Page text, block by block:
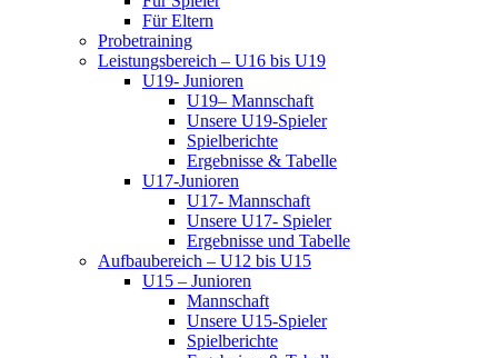
Für Eltern
Probetraining
Leistungsbereich – U16 bis U19
U19- Junioren
U19– Mannschaft
Unsere U19-Spieler
Spielberichte
Ergebnisse & Tabelle
U17-Junioren
U17- Mannschaft
Unsere U17- Spieler
Ergebnisse und Tabelle
Aufbaubereich – U12 bis U15
U15 – Junioren
Mannschaft
Unsere U15-Spieler
Spielberichte